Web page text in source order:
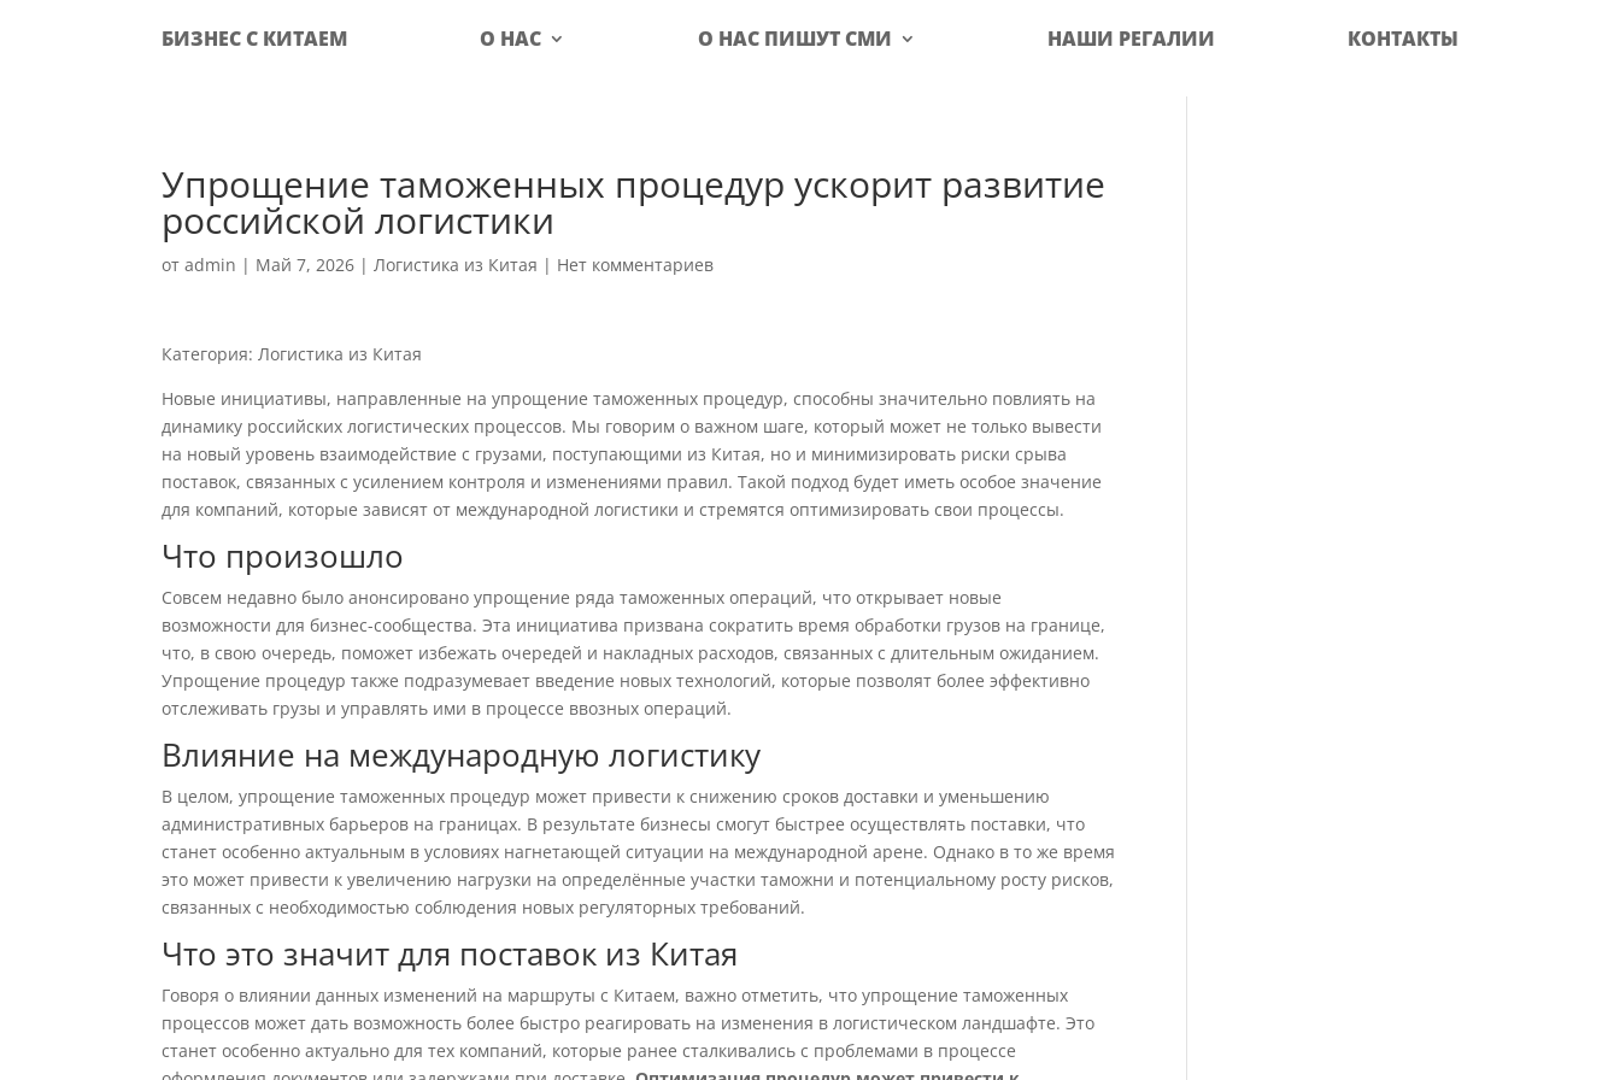
БИЗНЕС С КИТАЕМ О НАС О НАС ПИШУТ СМИ НАШИ РЕГАЛИИ КОНТАКТЫ
Упрощение таможенных процедур ускорит развитие
российской логистики
отadmin | Май 7, 2026 |Логистика из Китая | Нет комментариев
Категория: Логистика из Китая
Новые инициативы, направленные на упрощение таможенных процедур, способны значительно повлиять на
динамику российских логистических процессов. Мы говорим о важном шаге, который может не только вывести
на новый уровень взаимодействие с грузами, поступающими из Китая, но и минимизировать риски срыва
поставок, связанных с усилением контроля и изменениями правил. Такой подход будет иметь особое значение
для компаний, которые зависят от международной логистики и стремятся оптимизировать свои процессы.
Что произошло
Совсем недавно было анонсировано упрощение ряда таможенных операций, что открывает новые
возможности для бизнес-сообщества. Эта инициатива призвана сократить время обработки грузов на границе,
что, в свою очередь, поможет избежать очередей и накладных расходов, связанных с длительным ожиданием.
Упрощение процедур также подразумевает введение новых технологий, которые позволят более эффективно
отслеживать грузы и управлять ими в процессе ввозных операций.
Влияние на международную логистику
В целом, упрощение таможенных процедур может привести к снижению сроков доставки и уменьшению
административных барьеров на границах. В результате бизнесы смогут быстрее осуществлять поставки, что
станет особенно актуальным в условиях нагнетающей ситуации на международной арене. Однако в то же время
это может привести к увеличению нагрузки на определённые участки таможни и потенциальному росту рисков,
связанных с необходимостью соблюдения новых регуляторных требований.
Что это значит для поставок из Китая
Говоря о влиянии данных изменений на маршруты с Китаем, важно отметить, что упрощение таможенных
процессов может дать возможность более быстро реагировать на изменения в логистическом ландшафте. Это
станет особенно актуально для тех компаний, которые ранее сталкивались с проблемами в процессе